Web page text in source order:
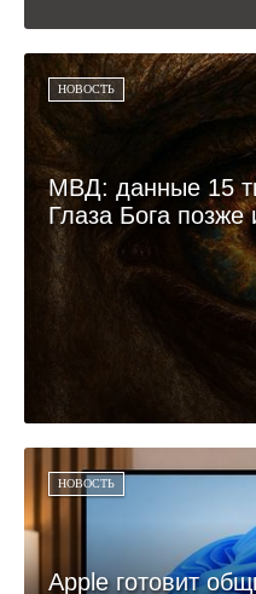
НОВОСТЬ
МВД: данные 15
Глаза Бога позже
НОВОСТЬ
Apple готовит